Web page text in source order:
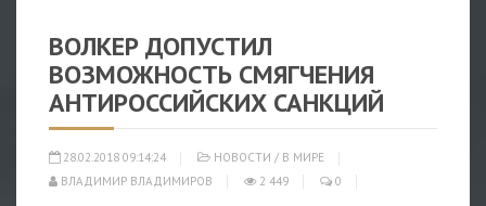
ВОЛКЕР ДОПУСТИЛ
ВОЗМОЖНОСТЬ СМЯГЧЕНИЯ
АНТИРОССИЙСКИХ САНКЦИЙ
28.02.2018 09:14:24 НОВОСТИ / В МИРЕ
ВЛАДИМИР ВЛАДИМИРОВ
2 449 0